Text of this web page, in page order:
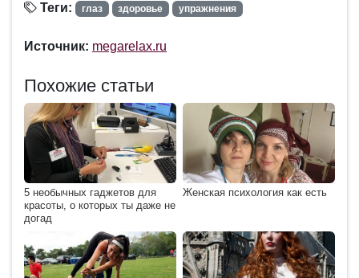
Теги: глаз здоровье упражнения
Источник: megarelax.ru
Похожие статьи
5 необычных гаджетов для
красоты, о которых ты даже не
догад
Женская психология как есть